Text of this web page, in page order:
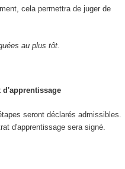
cela permettra de juger de
au plus tôt.
d'apprentissage
seront déclarés admissibles.
d'apprentissage sera signé.